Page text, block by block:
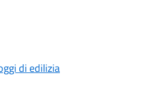
di edilizia